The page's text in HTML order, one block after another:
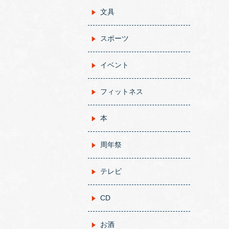
文具
スポーツ
イベント
フィットネス
本
周年祭
テレビ
CD
お酒